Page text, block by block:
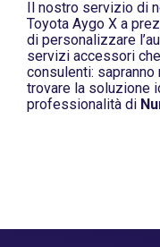
Il nostro servizio di
Toyota Aygo X a
di personalizzare
servizi accessori
consulenti:
trovare la soluzione
professionalità di